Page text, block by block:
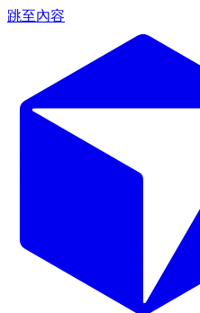
跳至內容